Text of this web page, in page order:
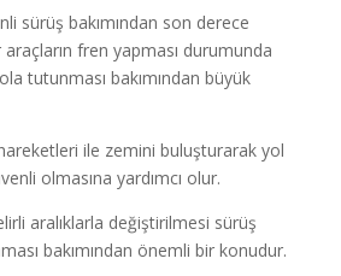
sürüş bakımından son derece
fren yapması durumunda
tutunması bakımından büyük
ile zemini buluşturarak yol
olmasına yardımcı olur.
aralıklarla değiştirilmesi sürüş
bakımından önemli bir konudur.